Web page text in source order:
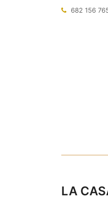
682 156
LA